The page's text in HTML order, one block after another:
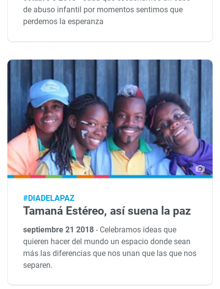
de abuso infantil por momentos sentimos que
perdemos la esperanza
#DIADELAPAZ
Tamaná Estéreo, así suena la paz
septiembre 21 2018- Celebramos ideas que
quieren hacer del mundo un espacio donde sean
más las diferencias que nos unan que las que nos
separen.